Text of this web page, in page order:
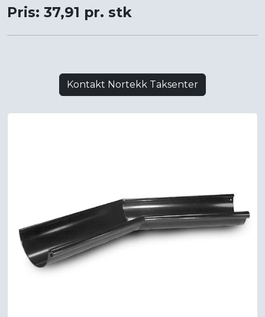
Pris: 37,91 pr. stk
Kontakt Nortekk Taksenter